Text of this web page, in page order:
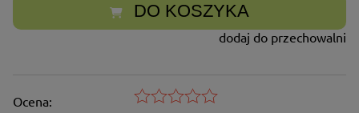
DO KOSZYKA
dodaj do przechowalni
Ocena: